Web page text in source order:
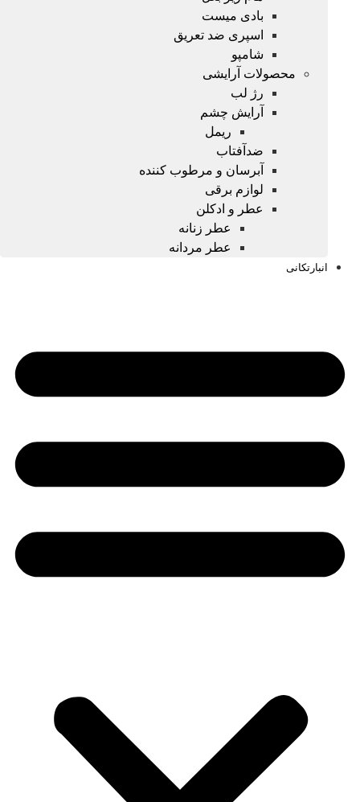
بادی میست
اسپری ضد تعریق
شامپو
محصولات آرایشی
رژ لب
آرایش چشم
ریمل
ضدآفتاب
آبرسان و مرطوب کننده
لوازم برقی
عطر و ادکلن
عطر زنانه
عطر مردانه
انبارتکانی